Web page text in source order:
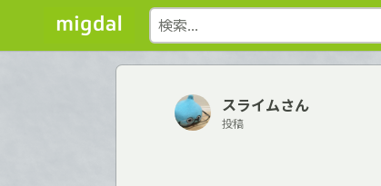
スライムさん
投稿